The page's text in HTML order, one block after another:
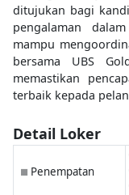
ditujukan bagi
pengalaman
mampu
bersama UBS
memastikan
terbaik kepada
Detail Loker
■ Penempatan